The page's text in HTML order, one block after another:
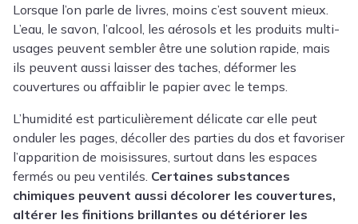
Lorsque l’on parle de livres, moins c’est souvent mieux.
L’eau, le savon, l’alcool, les aérosols et les produits multi-
usages peuvent sembler être une solution rapide, mais
ils peuvent aussi laisser des taches, déformer les
couvertures ou affaiblir le papier avec le temps.
L’humidité est particulièrement délicate car elle peut
onduler les pages, décoller des parties du dos et favoriser
l’apparition de moisissures, surtout dans les espaces
fermés ou peu ventilés. Certaines substances
chimiques peuvent aussi décolorer les couvertures,
altérer les finitions brillantes ou détériorer les